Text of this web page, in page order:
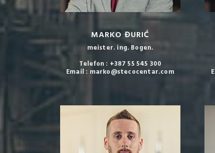
MARKO ĐURIĆ
meister. ing. Bogen.
Telefon : +387 55 545 300
Email : marko@stecocentar.com